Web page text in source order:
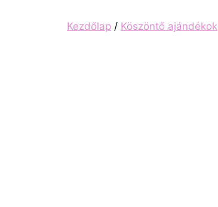
Kezdőlap / Köszöntő ajándékok